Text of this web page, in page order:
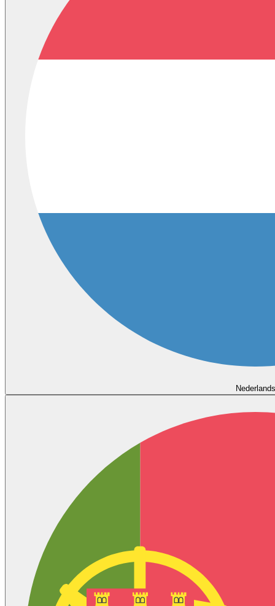
Nederlands